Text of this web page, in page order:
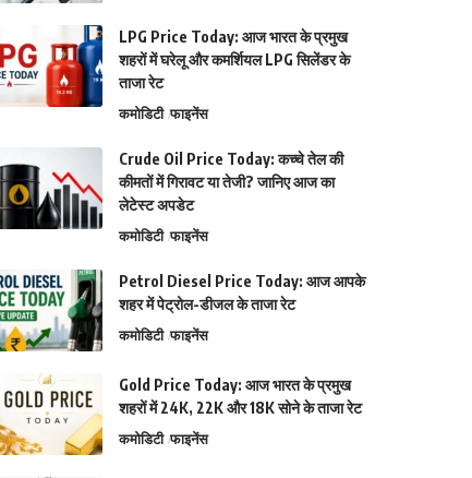
LPG Price Today: आज भारत के प्रमुख
शहरों में घरेलू और कमर्शियल LPG सिलेंडर के
ताजा रेट
कमोडिटी फाइनेंस
Crude Oil Price Today: कच्चे तेल की
कीमतों में गिरावट या तेजी? जानिए आज का
लेटेस्ट अपडेट
कमोडिटी फाइनेंस
Petrol Diesel Price Today: आज आपके
शहर में पेट्रोल-डीजल के ताजा रेट
कमोडिटी फाइनेंस
Gold Price Today: आज भारत के प्रमुख
शहरों में 24K, 22K और 18K सोने के ताजा रेट
कमोडिटी फाइनेंस